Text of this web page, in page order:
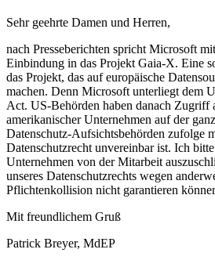
Sehr geehrte Damen und Herren,
nach Presseberichten spricht Microsoft
Einbindung in das Projekt Gaia-X. Eine
das Projekt, das auf europäische
machen. Denn Microsoft unterliegt dem
Act. US-Behörden haben danach Zugriff
amerikanischer Unternehmen auf der
Datenschutz-Aufsichtsbehörden zufolge
Datenschutzrecht unvereinbar ist. Ich
Unternehmen von der Mitarbeit
unseres Datenschutzrechts wegen
Pflichtenkollision nicht garantieren
Mit freundlichem Gruß
Patrick Breyer, MdEP